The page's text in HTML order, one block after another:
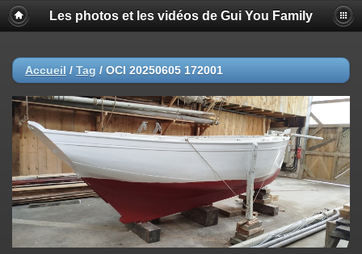
Les photos et les vidéos de Gui You Family
Accueil / Tag / OCI 20250605 172001